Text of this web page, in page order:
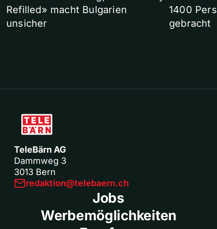
Refilled» macht Bulgarien
unsicher
1400
gebracht
TeleBärn AG
Dammweg 3
3013 Bern
redaktion@telebaern.ch
Jobs
Werbemöglichkeiten